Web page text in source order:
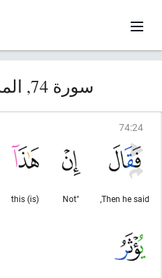
سورة 74, المدثر (المدثر)
74:24
Then he said,
"Not
(is) this